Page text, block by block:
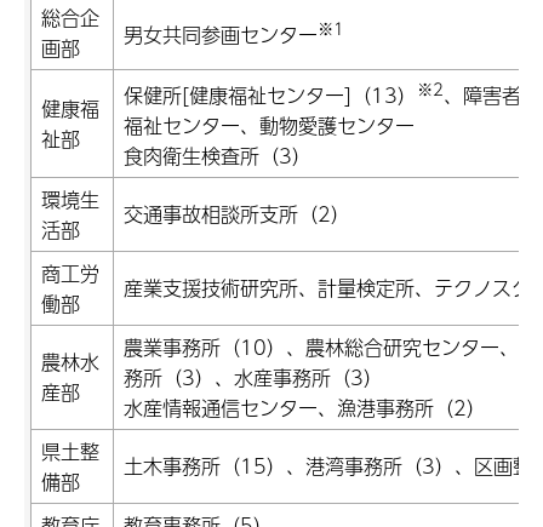
総合企
画部
男女共同参画センター※1
健康福
祉部
保健所[健康福祉センター]（13） ※2、障害者
福祉センター、動物愛護センター
食肉衛生検査所（3）
環境生
活部
交通事故相談所支所（2）
商工労
働部
産業支援技術研究所、計量検定所、テクノスク
農林水
産部
農業事務所（10）、農林総合研究センター、
務所（3）、水産事務所（3）
水産情報通信センター、漁港事務所（2）
県土整
備部
土木事務所（15）、港湾事務所（3）、区画整